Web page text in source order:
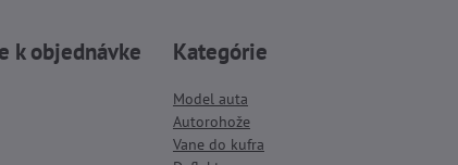
k objednávke Kategórie
Model auta
Autorohože
Vane do kufra